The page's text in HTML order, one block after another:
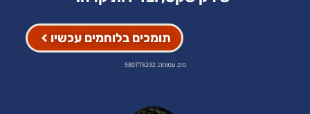
תומכים בלוחמים עכשיו
מס. עמותה: 580776292